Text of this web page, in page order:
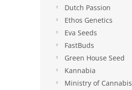
Dutch Passion
Ethos Genetics
Eva Seeds
FastBuds
Green House Seed
Kannabia
Ministry of Cannabis